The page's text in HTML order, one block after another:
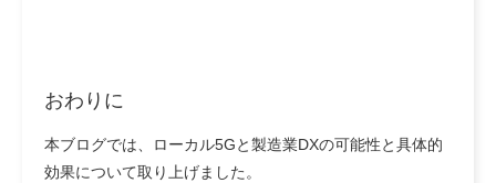
おわりに
本ブログでは、ローカル5Gと製造業DXの可能性と具体的
効果について取り上げました。